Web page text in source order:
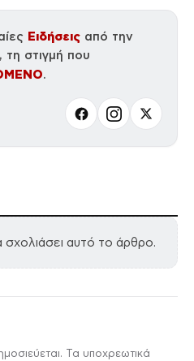
Ειδήσεις από την
στιγμή που
.
σχολιάσει αυτό το άρθρο.
Τα υποχρεωτικά